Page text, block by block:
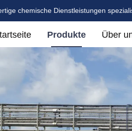
chemische Dienstleistungen
Produkte Über